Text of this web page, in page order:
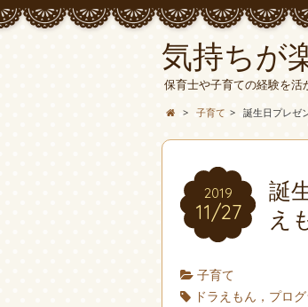
気持ちが
保育士や子育ての経験を活
> 子育て > 誕生日プレゼ
2019
11/27
誕
え
子育て
ドラえもん，プロ